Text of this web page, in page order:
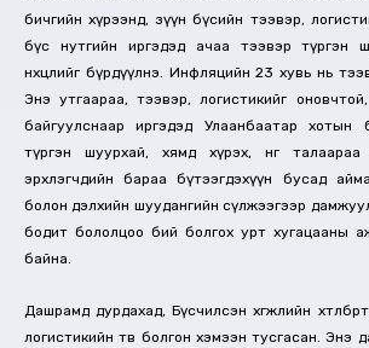
бичгийн хүрээнд, зүүн бүсийн тээвэр,
бүс нутгийн иргэдэд ачаа тээвэр түргэн
нөхцлийг бүрдүүлнэ. Инфляцийн 23 хувь нь
Энэ утгаараа, тээвэр, логистикийг
байгуулснаар иргэдэд Улаанбаатар хотын
түргэн шуурхай, хямд хүрэх, нөгөө
эрхлэгчдийн бараа бүтээгдэхүүн бусад
болон дэлхийн шуудангийн сүлжээгээр
бодит бололцоо бий болгох урт хугацааны
байна.
Дашрамд дурдахад, Бүсчилсэн хөгжлийн
логистикийн төв болгон хэмээн тусгасан. Энэ